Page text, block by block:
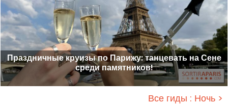
Праздничные круизы по Парижу: танцевать на Сене
среди памятников!
Все гиды : Ночь >